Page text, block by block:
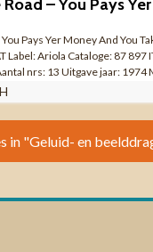
Pays Yer Money And You
Label: Ariola Cataloge: 87 897
nrs: 13 Uitgave jaar: 1974
in "Geluid- en